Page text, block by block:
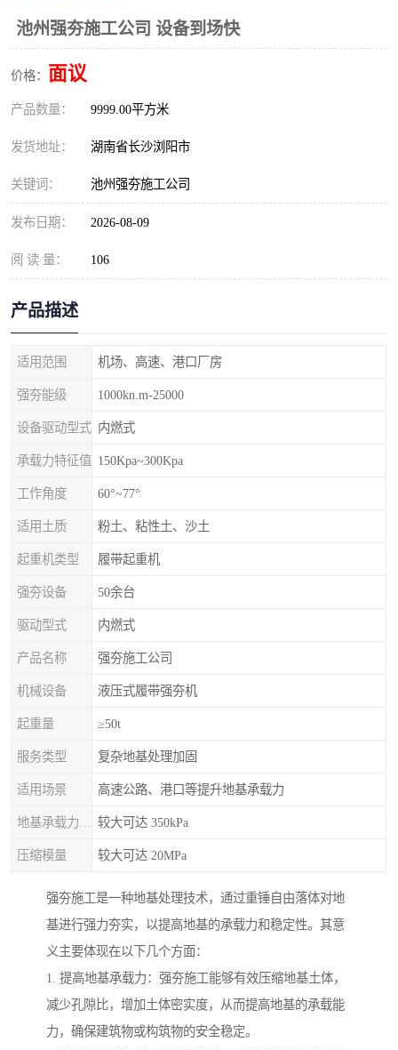
池州强夯施工公司 设备到场快
价格： 面议
产品数量： 9999.00平方米
发货地址： 湖南省长沙浏阳市
关键词： 池州强夯施工公司
发布日期： 2026-08-09
阅 读 量： 106
产品描述
适用范围 机场、高速、港口厂房
强夯能级 1000kn.m-25000
设备驱动型式 内燃式
承载力特征值 150Kpa~300Kpa
工作角度 60°~77°
适用土质 粉土、粘性土、沙土
起重机类型 履带起重机
强夯设备 50余台
驱动型式 内燃式
产品名称 强夯施工公司
机械设备 液压式履带强夯机
起重量 ≥50t
服务类型 复杂地基处理加固
适用场景 高速公路、港口等提升地基承载力
较大可达 350kPa
压缩模量 较大可达 20MPa
强夯施工是一种地基处理技术，通过重锤自由落体对地
基进行强力夯实，以提高地基的承载力和稳定性。其意
义主要体现在以下几个方面：
1. 提高地基承载力：强夯施工能够有效压缩地基土体，
减少孔隙比，增加土体密实度，从而提高地基的承载能
力，确保建筑物或构筑物的安全稳定。